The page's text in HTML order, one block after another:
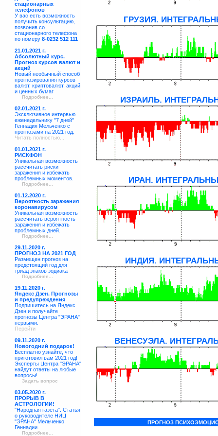
стационарных
телефонов
У вас есть возможность
получить консультацию,
позвонив со
стационарного телефона
по номеру 8-0232 512 111
21.01.2021 г.
Абсолютный курс.
Прогноз курсов валют и
акций
Новый необычный способ
прогнозирования курсов
валют, криптовалют, акций
и ценных бумаг
Подробнее...
02.01.2021 г.
Эксклюзивное интервью
еженедельнику "7 дней"
Геннадия Мельченко с
прогнозами на 2021 год.
Читать полностью...
01.01.2021 г.
РИСКФОН
Уникальная возможность
рассчитать риски
заражения и избежать
проблемных моментов.
Подробнее...
01.12.2020 г.
Вероятность заражения
коронавирусом
Уникальная возможность
рассчитать вероятность
заражения и избежать
проблемных дней.
Подробнее...
29.11.2020 г.
ПРОГНОЗ НА 2021 ГОД
Размещен прогноз на
предстоящий год для
триад знаков зодиака
Подробнее...
19.11.2020 г.
Яндекс Дзен. Прогнозы
и предупреждения
Подпишитесь на Яндекс
Дзен и получайте
прогнозы Центра "ЭРАНА"
первыми.
Перейти
09.11.2020 г.
Новогодний подарок!
Бесплатно узнайте, что
приготовил вам 2021 год!
Эксперты Центра "ЭРАНА"
найдут ответы на любые
вопросы!
Задать вопрос
03.05.2020 г.
ПРОРЫВ В
АСТРОЛОГИИ!
"Народная газета". Статья
о руководителе НИЦ
"ЭРАНА" Мельченко
Геннадии.
Подробнее...
ГРУЗИЯ.
ИЗРАИЛЬ.
ИРАН.
ИНДИЯ.
ВЕНЕСУЭЛА.
ПРОГНОЗ